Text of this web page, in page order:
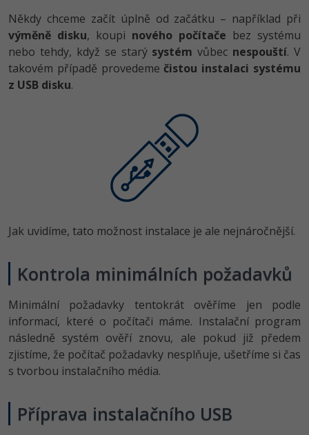
WordPress specialista
SEO specialista
Umělá inteligence (AI)
Pro děti
Více
Windows
Linux
Sítě
Kybernetická bezpečnost
Elektronický podpis
Photoshop -80%
Adobe Illustrator -80%
Adobe Lightroom -30%
Adobe XD -15%
Adobe InDesign -25%
Blog
Kariéra
Pro firmy
Někdy chceme začít úplně od začátku – například při
výměně disku, koupi nového počítače bez systému
nebo tehdy, když se starý systém vůbec nespouští. V
takovém případě provedeme čistou instalaci systému
z USB disku.
Jak uvidíme, tato možnost instalace je ale nejnáročnější.
Kontrola minimálních požadavků
Minimální požadavky tentokrát ověříme jen podle
informací, které o počítači máme. Instalační program
následně systém ověří znovu, ale pokud již předem
zjistíme, že počítač požadavky nesplňuje, ušetříme si čas
s tvorbou instalačního média.
Příprava instalačního USB